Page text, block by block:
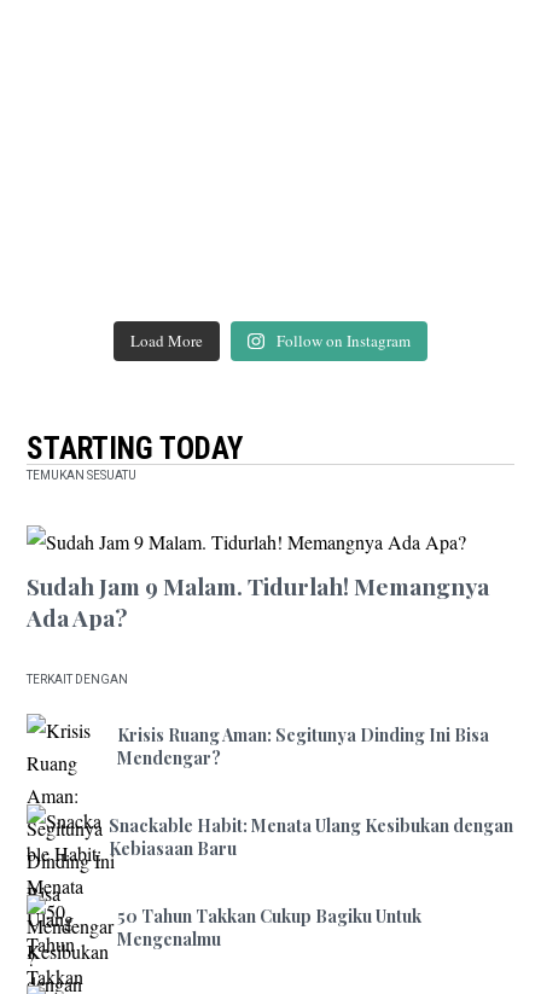
Load More Follow on Instagram
STARTING TODAY
TEMUKAN SESUATU
Sudah Jam 9 Malam. Tidurlah! Memangnya
Ada Apa?
TERKAIT DENGAN
Krisis Ruang Aman: Segitunya Dinding Ini Bisa
Mendengar?
Snackable Habit: Menata Ulang Kesibukan dengan
Kebiasaan Baru
50 Tahun Takkan Cukup Bagiku Untuk
Mengenalmu